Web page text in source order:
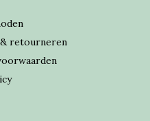
retourneren